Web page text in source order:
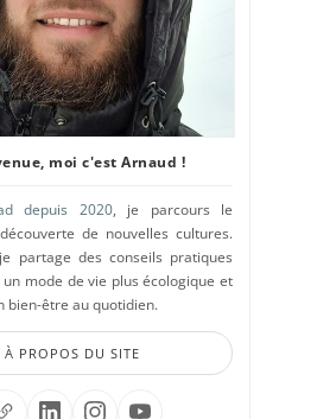
moi c'est Arnaud !
depuis 2020, je parcours le
de nouvelles cultures.
partage des conseils pratiques
mode de vie plus écologique et
bien-être au quotidien.
À PROPOS DU SITE